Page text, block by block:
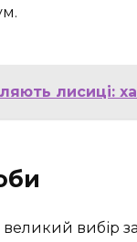
лисиці:
вибір